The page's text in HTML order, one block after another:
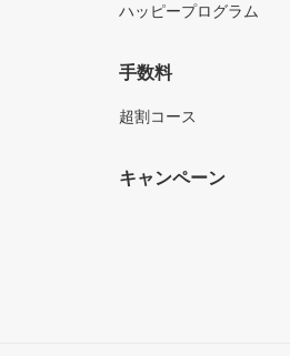
ハッピープログラム
手数料
超割コース
キャンペーン